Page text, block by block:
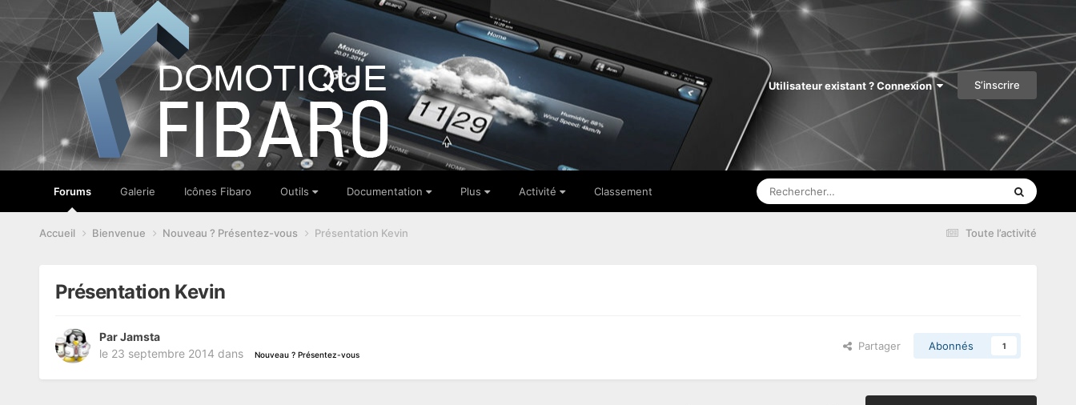
Utilisateur existant ? Connexion S’inscrire
Forums Galerie Icônes Fibaro Outils Documentation Plus Activité Classement
Toute l’activité
Accueil Bienvenue Nouveau ? Présentez-vous Présentation Kevin
Présentation Kevin
ParJamsta
le 23 septembre 2014 dans Nouveau ? Présentez-vous
Partager Abonnés 1